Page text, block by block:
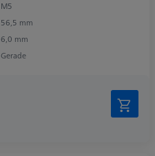
M5
56,5 mm
6,0 mm
Gerade